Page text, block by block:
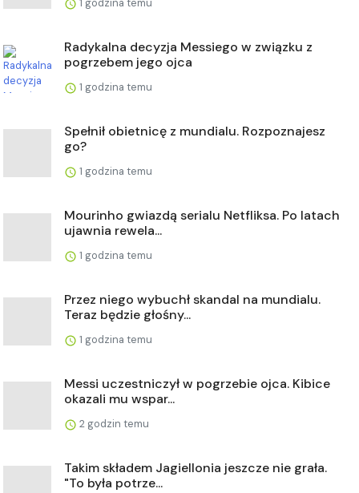
1 godzina temu
Radykalna decyzja Messiego w związku z
pogrzebem jego ojca
1 godzina temu
Spełnił obietnicę z mundialu. Rozpoznajesz
go?
1 godzina temu
Mourinho gwiazdą serialu Netfliksa. Po latach
ujawnia rewela...
1 godzina temu
Przez niego wybuchł skandal na mundialu.
Teraz będzie głośny...
1 godzina temu
Messi uczestniczył w pogrzebie ojca. Kibice
okazali mu wspar...
2 godzin temu
Takim składem Jagiellonia jeszcze nie grała.
"To była potrze...